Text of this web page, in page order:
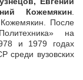
Кожемякин
После
на
и 1979 годах
среди вузовских